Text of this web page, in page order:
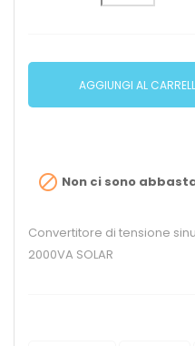
AGGIUNGI AL
 Non ci sono
Convertitore di tensione
2000VA SOLAR